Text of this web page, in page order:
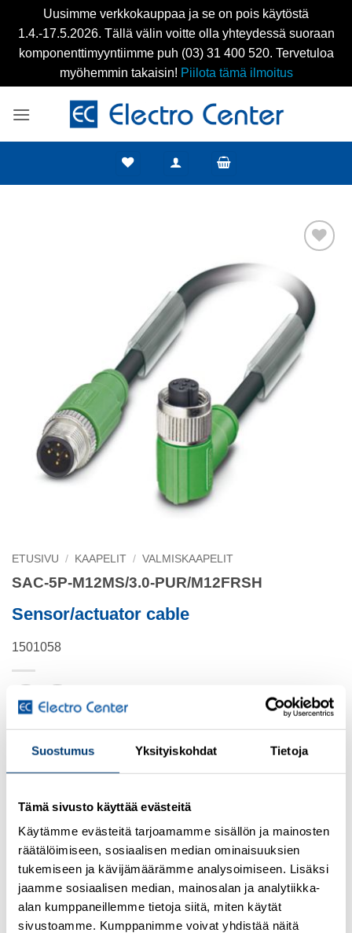
Suostumus Yksityiskohdat Tietoja
Tämä sivusto käyttää evästeitä
Käytämme evästeitä tarjoamamme sisällön ja mainosten
räätälöimiseen, sosiaalisen median ominaisuuksien
tukemiseen ja kävijämäärämme analysoimiseen. Lisäksi
jaamme sosiaalisen median, mainosalan ja analytiikka-
alan kumppaneillemme tietoja siitä, miten käytät
sivustoamme. Kumppanimme voivat yhdistää näitä
Uusimme verkkokauppaa ja se on pois käytöstä
1.4.-17.5.2026. Tällä välin voitte olla yhteydessä suoraan
komponenttimyyntiimme puh (03) 31 400 520. Tervetuloa
myöhemmin takaisin! Piilota tämä ilmoitus
wishlist
ETUSIVU / KAAPELIT / VALMISKAAPELIT
SAC-5P-M12MS/3.0-PUR/M12FRSH
Sensor/actuator cable
1501058
Kirjaudu sisään nähdäksesi hinnat ja käyttääksesi
verkkokauppaa
black-gray RAL 7021, shielded, Plug straight M12, A-
coded, on Socket angled M12, A-coded, cable length: 3 m
Lisätietoja tuotteesta
Osasto: Valmiskaapelit